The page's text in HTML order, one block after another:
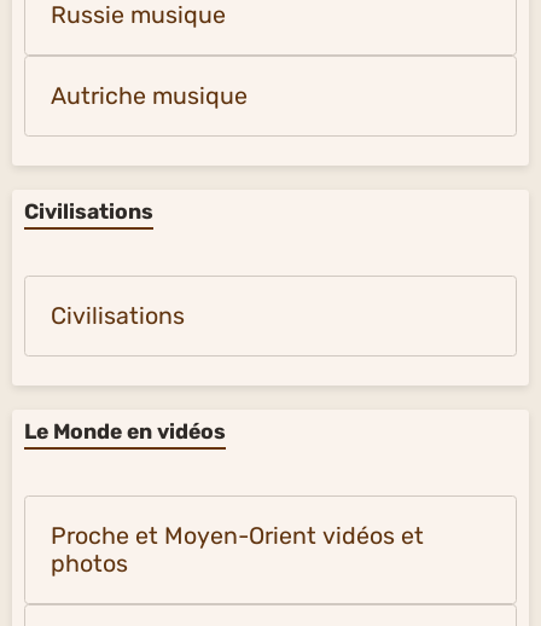
Russie musique
Autriche musique
Civilisations
Civilisations
Le Monde en vidéos
Proche et Moyen-Orient vidéos et
photos